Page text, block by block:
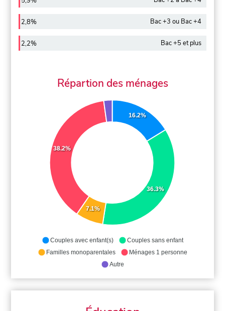
2,8% Bac +3 ou Bac +4
2,2% Bac +5 et plus
Répartion des ménages
16.2%
36.3%
7.1%
38.2%
Couples avec enfant(s)
Couples sans enfant
Familles monoparentales
Ménages 1 personne
Autre